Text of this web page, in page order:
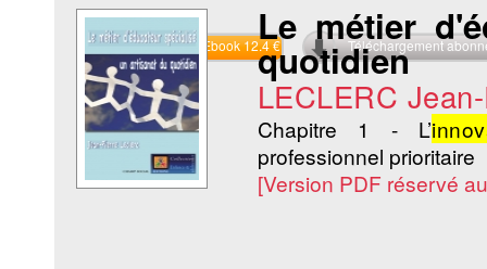
Commander l'Ebook 12.4 € Téléchargement
Le métier
quotidien
LECLERC
Chapitre 1 - L’
professionnel prioritaire
[Version PDF réservé